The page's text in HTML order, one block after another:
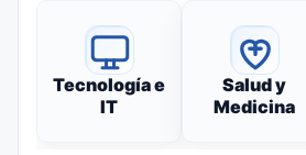
Tecnología e
IT
Salud y
Medicina